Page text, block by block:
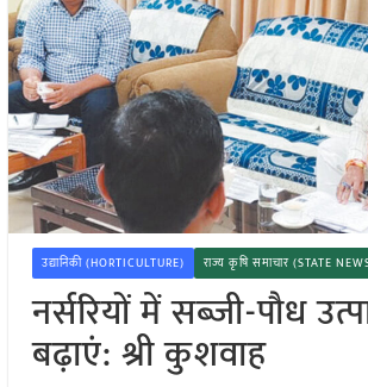
उद्यानिकी (HORTICULTURE) राज्य कृषि समाचार (STATE
नर्सरियों में सब्जी-पौध
बढ़ाएं: श्री कुशवाह